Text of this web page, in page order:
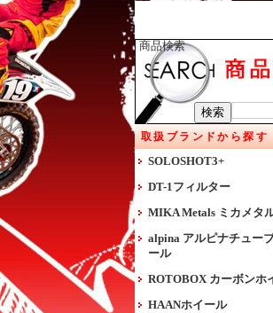
商品検索
取扱ブランドから探す
SOLOSHOT3+
DT-1フィルター
MIKA Metals ミカメタ
alpina アルピナチュー
ール
ROTOBOX カーボンホ
HAANホイール